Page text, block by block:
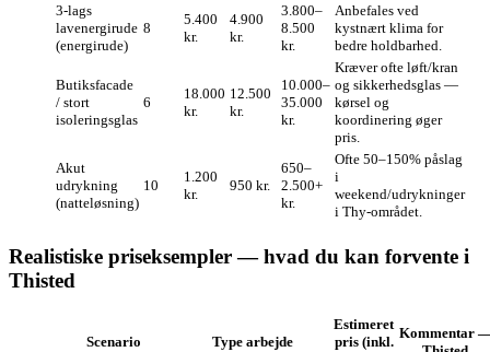
3‑lags
lavenergirude
(energirude)
8
5.400
kr.
4.900
kr.
3.800–
8.500
kr.
Anbefales ved
kystnært klima for
bedre holdbarhed.
Butiksfacade
/ stort
isoleringsglas
6
18.000
kr.
12.500
kr.
10.000–
35.000
kr.
Kræver ofte løft/kran
og sikkerhedsglas —
kørsel og
koordinering øger
pris.
Akut
udrykning
(natteløsning)
10
1.200
kr.
950 kr.
650–
2.500+
kr.
Ofte 50–150% påslag
i
weekend/udrykninger
i Thy‑området.
Realistiske priseksempler — hvad du kan forvente i
Thisted
Scenario Type arbejde
Estimeret
pris (inkl.
Kommentar